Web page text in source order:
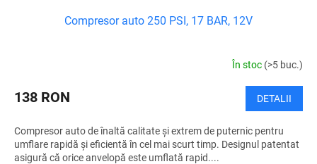
Compresor auto 250 PSI, 17 BAR, 12V
În stoc (>5 buc.)
138 RON DETALII
Compresor auto de înaltă calitate și extrem de puternic pentru
umflare rapidă și eficientă în cel mai scurt timp. Designul patentat
asigură că orice anvelopă este umflată rapid....